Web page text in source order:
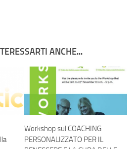
ANCHE...
Workshop sul COACHING
PERSONALIZZATO PER IL